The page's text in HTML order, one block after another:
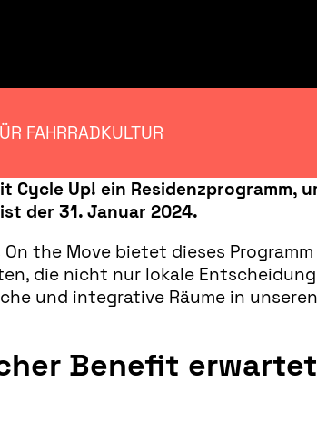
FAHRRADKULTUR
Cycle Up! ein
der 31. Januar 2024.
the Move bietet dieses
die nicht nur lokale
und integrative Räume in
Benefit